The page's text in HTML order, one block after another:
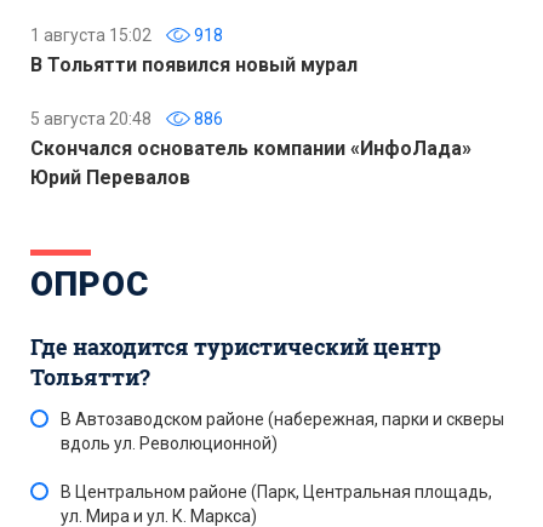
1 августа 15:02 918
В Тольятти появился новый мурал
5 августа 20:48 886
Скончался основатель компании «ИнфоЛада»
Юрий Перевалов
ОПРОС
Где находится туристический центр
Тольятти?
В Автозаводском районе (набережная, парки и скверы
вдоль ул. Революционной)
В Центральном районе (Парк, Центральная площадь,
ул. Мира и ул. К. Маркса)